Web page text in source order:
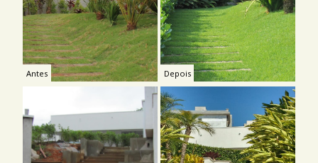
Antes Depois